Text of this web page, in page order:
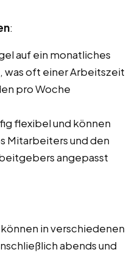
:
auf ein monatliches
oft einer Arbeitszeit
pro Woche
flexibel und können
Mitarbeiters und den
angepasst
in verschiedenen
abends und